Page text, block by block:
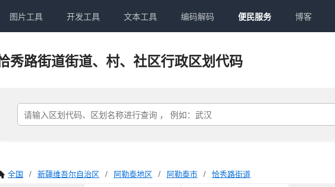
图片工具 开发工具 文本工具 编码解码 便民服务 博客
秀路街道街道、村、社区行政区划代码
全国 / 新疆维吾尔自治区 / 阿勒泰地区 / 阿勒泰市 / 恰秀路街道